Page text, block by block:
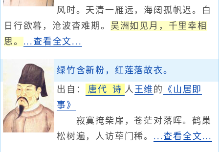
风时。天清一雁远，海阔孤帆迟。白
日行欲暮，沧波杳难期。 吴洲如见月，千里幸相
思。 ...查看全文...
绿竹含新粉，红莲落故衣。
出自：
唐代 诗 人 王维 的 《山居即
事》
寂寞掩柴扉，苍茫对落晖。鹤巢
松树遍，人访荜门稀。 ...查看全文...